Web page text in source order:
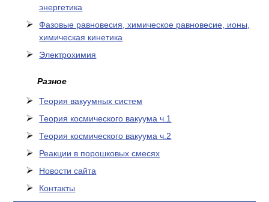
энергетика
Фазовые равновесия, химическое равновесие, ионы,
химическая кинетика
Электрохимия
Разное
Теория вакуумных систем
Теория космического вакуума ч.1
Теория космического вакуума ч.2
Реакции в порошковых смесях
Новости сайта
Контакты